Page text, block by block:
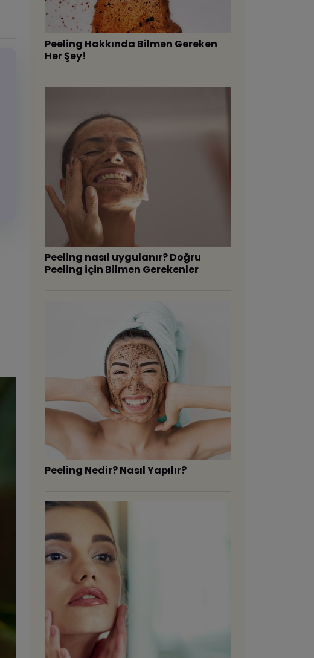
Peeling Hakkında Bilmen Gereken
Her Şey!
Peeling nasıl uygulanır? Doğru
Peeling için Bilmen Gerekenler
Peeling Nedir? Nasıl Yapılır?